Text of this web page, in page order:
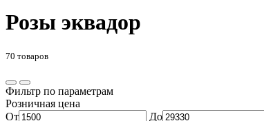
Розы эквадор
70 товаров
Фильтр по параметрам
Розничная цена
От
До